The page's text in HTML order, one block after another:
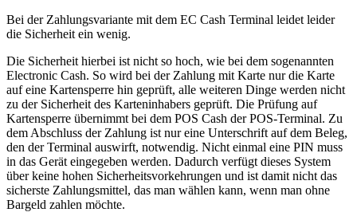
Bei der Zahlungsvariante mit dem EC Cash Terminal leidet leider
die Sicherheit ein wenig.
Die Sicherheit hierbei ist nicht so hoch, wie bei dem sogenannten
Electronic Cash. So wird bei der Zahlung mit Karte nur die Karte
auf eine Kartensperre hin geprüft, alle weiteren Dinge werden nicht
zu der Sicherheit des Karteninhabers geprüft. Die Prüfung auf
Kartensperre übernimmt bei dem POS Cash der POS-Terminal. Zu
dem Abschluss der Zahlung ist nur eine Unterschrift auf dem Beleg,
den der Terminal auswirft, notwendig. Nicht einmal eine PIN muss
in das Gerät eingegeben werden. Dadurch verfügt dieses System
über keine hohen Sicherheitsvorkehrungen und ist damit nicht das
sicherste Zahlungsmittel, das man wählen kann, wenn man ohne
Bargeld zahlen möchte.